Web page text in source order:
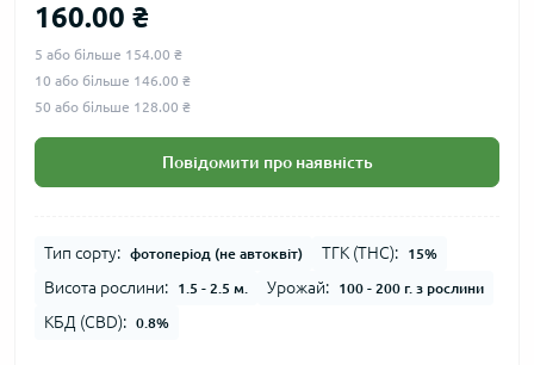
160.00 ₴
5 або більше 154.00 ₴
10 або більше 146.00 ₴
50 або більше 128.00 ₴
Повідомити про наявність
Тип сорту: фотоперіод (не автоквіт) ТГК (THC): 15%
Висота рослини: 1.5 - 2.5 м. Урожай: 100 - 200 г. з рослини
КБД (CBD): 0.8%